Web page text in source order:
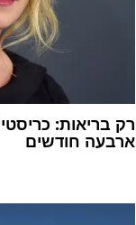
רק בריאות:
ארבעה חודשים